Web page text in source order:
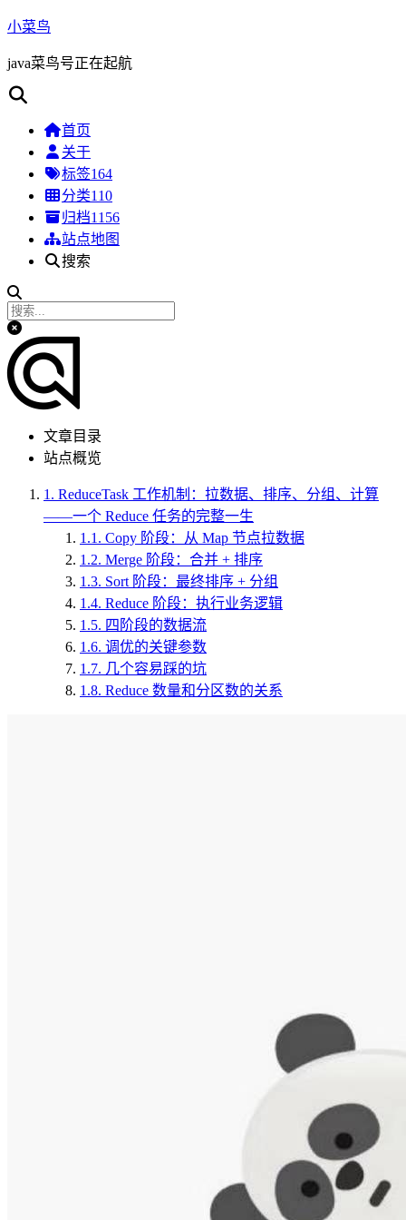
小菜鸟
java菜鸟号正在起航
首页
关于
标签164
分类110
归档1156
站点地图
搜索
文章目录
站点概览
1. ReduceTask 工作机制：拉数据、排序、分组、计算
——一个 Reduce 任务的完整一生
1.1. Copy 阶段：从 Map 节点拉数据
1.2. Merge 阶段：合并 + 排序
1.3. Sort 阶段：最终排序 + 分组
1.4. Reduce 阶段：执行业务逻辑
1.5. 四阶段的数据流
1.6. 调优的关键参数
1.7. 几个容易踩的坑
1.8. Reduce 数量和分区数的关系